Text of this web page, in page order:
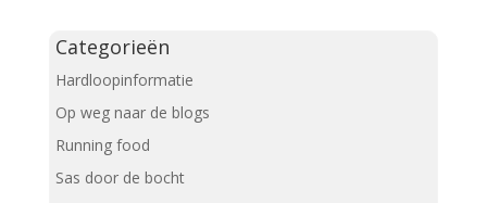
Categorieën
Hardloopinformatie
Op weg naar de blogs
Running food
Sas door de bocht